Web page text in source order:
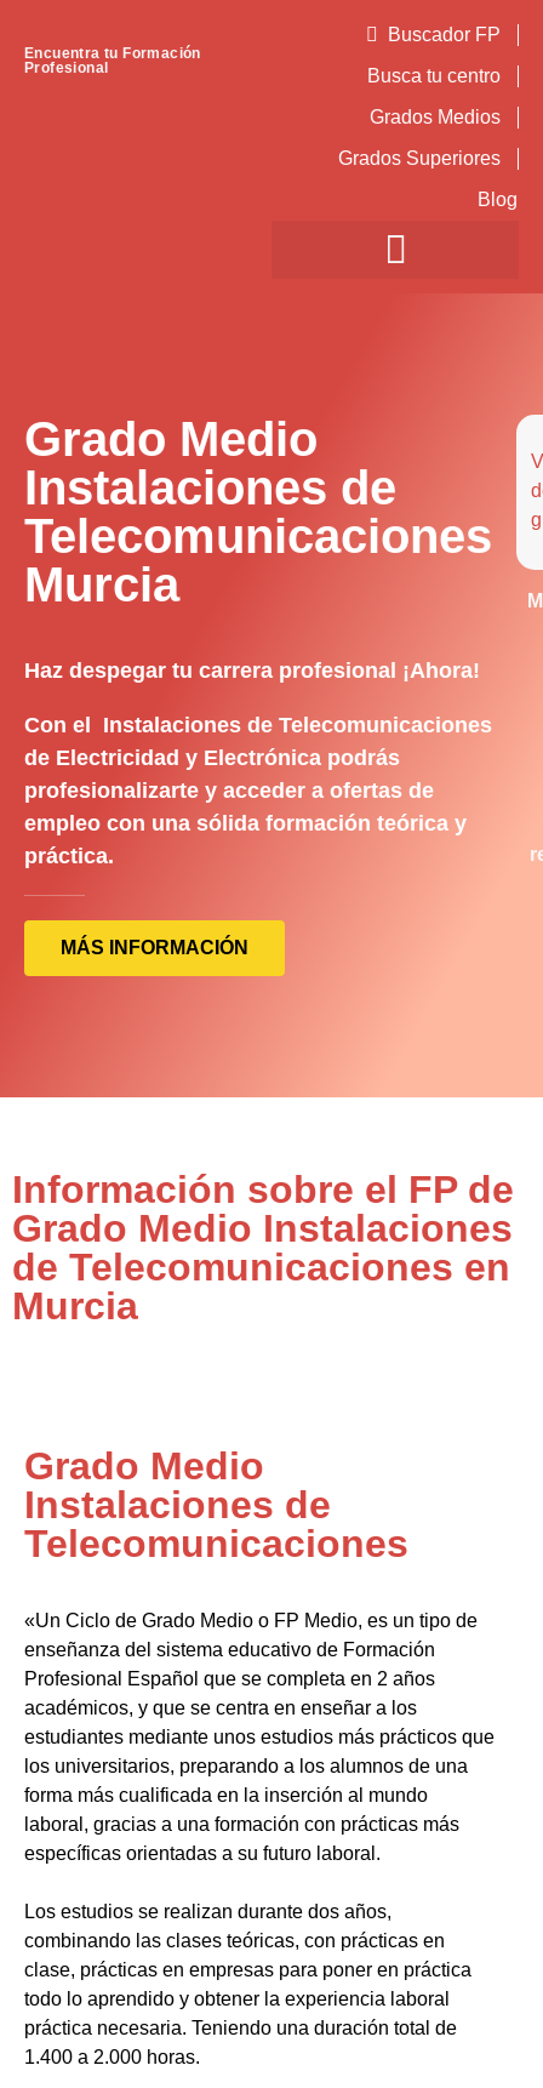
Encuentra tu Formación
Profesional
Buscador FP
Busca tu centro
Grados Medios
Grados Superiores
Blog
Grado Medio
Instalaciones de
Telecomunicaciones
Murcia
Haz despegar tu carrera profesional ¡Ahora!
Con el Instalaciones de Telecomunicaciones
de Electricidad y Electrónica podrás
profesionalizarte y acceder a ofertas de
empleo con una sólida formación teórica y
práctica.
MÁS INFORMACIÓN
Información sobre el FP de
Grado Medio Instalaciones
de Telecomunicaciones en
Murcia
Grado Medio
Instalaciones de
Telecomunicaciones
«Un Ciclo de Grado Medio o FP Medio, es un tipo de
enseñanza del sistema educativo de Formación
Profesional Español que se completa en 2 años
académicos, y que se centra en enseñar a los
estudiantes mediante unos estudios más prácticos que
los universitarios, preparando a los alumnos de una
forma más cualificada en la inserción al mundo
laboral, gracias a una formación con prácticas más
específicas orientadas a su futuro laboral.
Los estudios se realizan durante dos años,
combinando las clases teóricas, con prácticas en
clase, prácticas en empresas para poner en práctica
todo lo aprendido y obtener la experiencia laboral
práctica necesaria. Teniendo una duración total de
1.400 a 2.000 horas.